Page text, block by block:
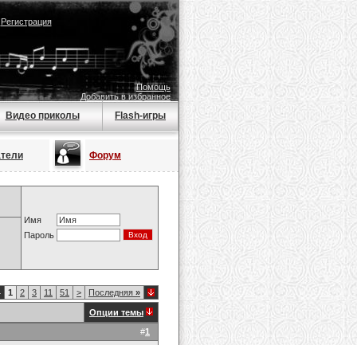
Регистрация
Помощь
Добавить в избранное
Видео приколы Flash-игры
Форум
Имя
Пароль
1 2 3 11 51 > Последняя »
Опции темы
#1